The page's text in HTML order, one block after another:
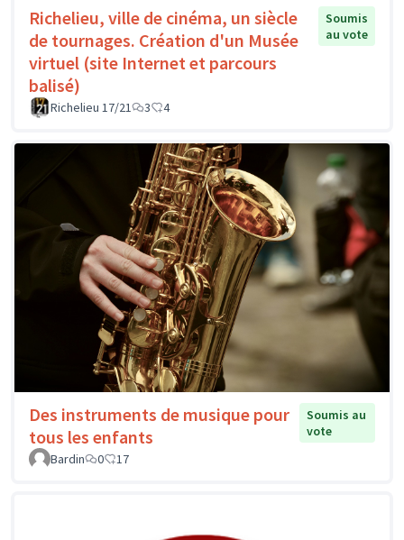
Richelieu, ville de cinéma, un siècle
de tournages. Création d'un Musée
virtuel (site Internet et parcours
balisé)
Soumis
au vote
Richelieu 17/21 3 4
Des instruments de musique pour
tous les enfants
Soumis au
vote
Bardin
0 17